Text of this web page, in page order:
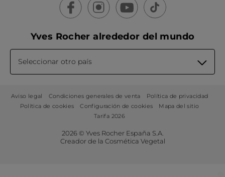
Yves Rocher alrededor del mundo
Seleccionar otro país
Aviso legal Condiciones generales de venta
Política de privacidad
Política de cookies
Configuración de cookies
Mapa del sitio
Tarifa 2026
2026 © Yves Rocher España S.A.
Creador de la Cosmética Vegetal